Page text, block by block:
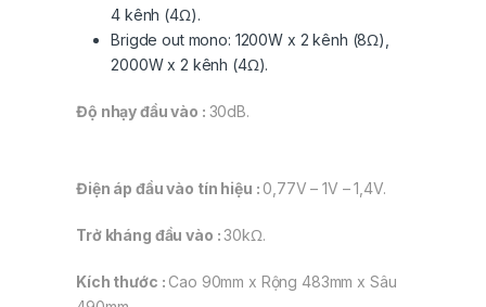
4 kênh (4Ω).
Brigde out mono: 1200W x 2 kênh (8Ω),
2000W x 2 kênh (4Ω).
Độ nhạy đầu vào : 30dB.
Điện áp đầu vào tín hiệu : 0,77V – 1V – 1,4V.
Trở kháng đầu vào :30kΩ.
Kích thước : Cao 90mm x Rộng 483mm x Sâu